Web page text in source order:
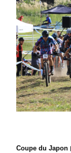
Coupe du Japon